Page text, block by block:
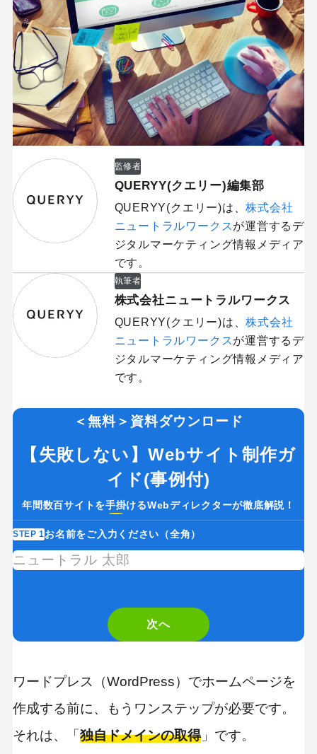
監修者
QUERYY(クエリー)編集部
QUERYY(クエリー)は、株式会社
ニュートラルワークスが運営するデ
ジタルマーケティング情報メディア
です。
執筆者
株式会社ニュートラルワークス
QUERYY(クエリー)は、株式会社
ニュートラルワークスが運営するデ
ジタルマーケティング情報メディア
です。
＜無料＞資料ダウンロード
【失敗しない】Webサイト制作ガ
イド(事例付)
年間数百サイトを手掛けるWebディレクターが徹底解説！
STEP 1お名前をご入力ください（全角）
are
ignore
this
field
次へ
ワードプレス（WordPress）でホームページを
作成する前に、もうワンステップが必要です。
それは、「独自ドメインの取得」です。